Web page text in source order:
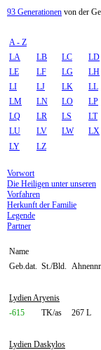
93 Generationen von der
A - Z
LA
LB LC
LD
LE
LF LG
LH
LI
LJ LK
LL
LM
LN LO
LP
LQ
LR LS
LT
LU
LV LW
LX
LY
LZ
Vorwort
Die Heiligen unter unseren
Vorfahren
Herkunft der Familie
Legende
Partner
Name
Geb.dat. St./Bld. Ahnennr.
Lydien Aryenis
-615
TK/as 267 L
Lydien Daskylos